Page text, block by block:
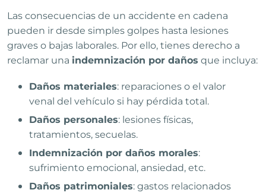
Las consecuencias de un accidente en cadena
pueden ir desde simples golpes hasta lesiones
graves o bajas laborales. Por ello, tienes derecho a
reclamar una indemnización por daños que incluya:
Daños materiales: reparaciones o el valor
venal del vehículo si hay pérdida total.
Daños personales: lesiones físicas,
tratamientos, secuelas.
Indemnización por daños morales:
sufrimiento emocional, ansiedad, etc.
Daños patrimoniales: gastos relacionados